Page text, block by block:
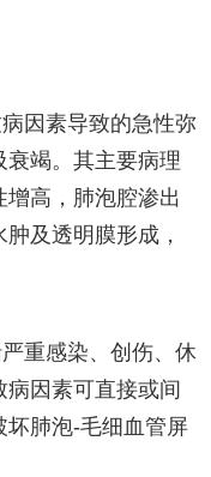
因素导致的急性弥
竭。其主要病理
高，肺泡腔渗出
及透明膜形成，
重感染、创伤、休
病因素可直接或间
坏肺泡-毛细血管屏